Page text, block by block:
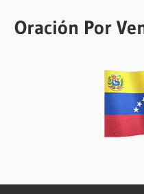
Oración Por